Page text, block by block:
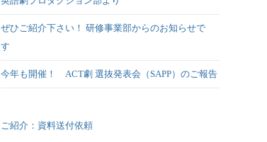
ぜひご紹介下さい！ 研修事業部からのお知らせで
す
今年も開催！ ACT劇 選抜発表会（SAPP）のご報告
ご紹介：資料送付依頼